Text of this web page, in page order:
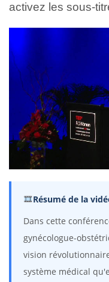
activez les sous-
Résumé de la
Dans cette
gynécologue-
vision
système médical